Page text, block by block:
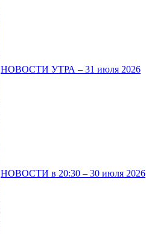
НОВОСТИ УТРА – 31 июля 2026
НОВОСТИ в 20:30 – 30 июля 2026